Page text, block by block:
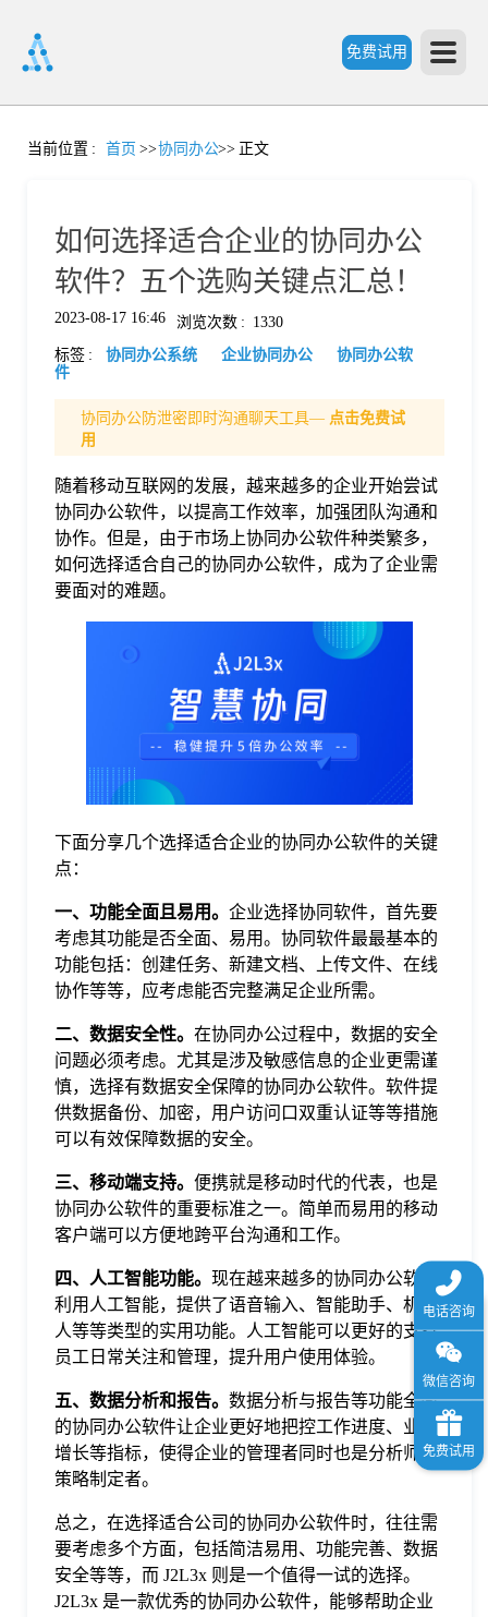
免费试用
首
格
题
当前位置 : 首页 >>协同办公>> 正文
如何选择适合企业的协同办公
软件？五个选购关键点汇总！
2023-08-17 16:46 浏览次数 : 1330
标签 : 协同办公系统 企业协同办公
协同办公软
件
协同办公防泄密即时沟通聊天工具— 点击免费试
用
随着移动互联网的发展，越来越多的企业开始尝试
协同办公软件，以提高工作效率，加强团队沟通和
协作。但是，由于市场上协同办公软件种类繁多，
如何选择适合自己的协同办公软件，成为了企业需
要面对的难题。
下面分享几个选择适合企业的协同办公软件的关键
点：
一、功能全面且易用。 企业选择协同软件，首先要
考虑其功能是否全面、易用。协同软件最最基本的
功能包括：创建任务、新建文档、上传文件、在线
协作等等，应考虑能否完整满足企业所需。
二、数据安全性。 在协同办公过程中，数据的安全
问题必须考虑。尤其是涉及敏感信息的企业更需谨
慎，选择有数据安全保障的协同办公软件。软件提
供数据备份、加密，用户访问口双重认证等等措施
可以有效保障数据的安全。
三、移动端支持。 便携就是移动时代的代表，也是
协同办公软件的重要标准之一。简单而易用的移动
客户端可以方便地跨平台沟通和工作。
四、人工智能功能。 现在越来越多的协同办公软件
利用人工智能，提供了语音输入、智能助手、机器
人等等类型的实用功能。人工智能可以更好的支持
员工日常关注和管理，提升用户使用体验。
五、数据分析和报告。 数据分析与报告等功能全面
的协同办公软件让企业更好地把控工作进度、业务
增长等指标，使得企业的管理者同时也是分析师和
策略制定者。
总之，在选择适合公司的协同办公软件时，往往需
要考虑多个方面，包括简洁易用、功能完善、数据
安全等等，而 J2L3x 则是一个值得一试的选择。
J2L3x 是一款优秀的协同办公软件，能够帮助企业